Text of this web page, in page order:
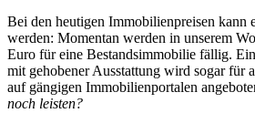
Bei den heutigen Immobilienpreisen kann
werden: Momentan werden in unserem
Euro für eine Bestandsimmobilie fällig.
mit gehobener Ausstattung wird sogar für
auf gängigen Immobilienportalen
noch leisten?